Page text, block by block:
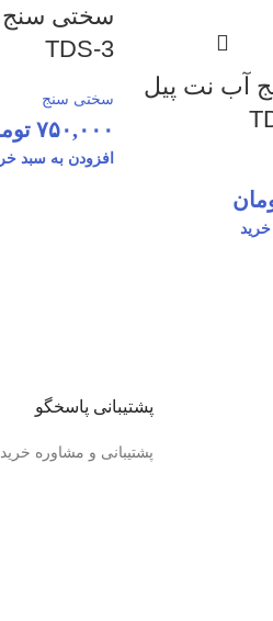
آب نت پیل
سختی
TDS-3
سختی سنج
۷۵۰,۰۰۰
افزودن به سبد
پشتیبانی پاسخگو
پشتیبانی و مشاوره خرید